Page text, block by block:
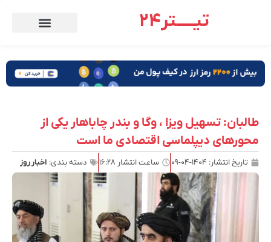
تیـــــتر24
طالبان: تسهیل ویزا ، وگا و بندر چاباهار یکی از
محورهای دیپلماسی اقتصادی ما است
تاریخ انتشار: ۱۴۰۴-۰۴-۰۹ ساعت انتشار ۱۶:۲۸ دسته بندی: اخبار روز